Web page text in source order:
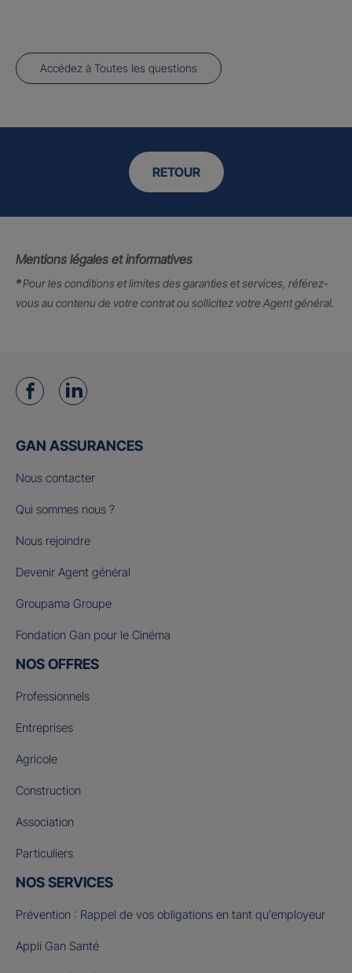
Accédez à Toutes les questions
RETOUR
Mentions légales et informatives
*Pour les conditions et limites des garanties et services, référez-
vous au contenu de votre contrat ou sollicitez votre Agent général.
GAN ASSURANCES
Nous contacter
Qui sommes nous ?
Nous rejoindre
Devenir Agent général
Groupama Groupe
Fondation Gan pour le Cinéma
NOS OFFRES
Professionnels
Entreprises
Agricole
Construction
Association
Particuliers
NOS SERVICES
Prévention : Rappel de vos obligations en tant qu’employeur
Appli Gan Santé